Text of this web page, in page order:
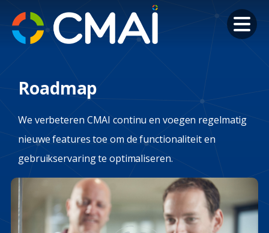
naar
Roadmap
We verbeteren CMAI continu en voegen regelmatig
nieuwe features toe om de functionaliteit en
gebruikservaring te optimaliseren.